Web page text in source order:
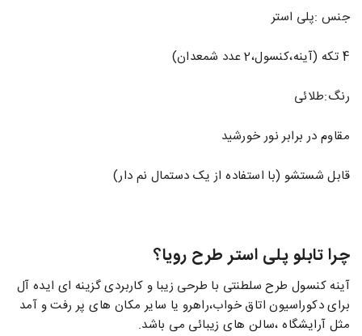
جنس :پلی استر
4 تکه (آینه،کنسول،2 عدد شمعدان)
رنگ:طلائی
مقاوم در برابر نور خورشید
قابل شستشو (با استفاده از یک دستمال نم دار)
چرا تابلو پلی استر طرح رویا؟
آینه کنسول طرح سلطنتی با طرحی زیبا و کاربردی گزینه ای ایده آل
برای دکوراسیون اتاق خواب،راهرو یا سایر مکان های پر رفت و آمد
مثل آرایشگاه ،سالن های زیبائی می باشد.